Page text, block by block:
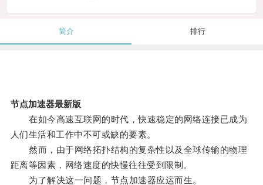
简介 排行
节点加速器最新版
在如今高速互联网的时代，快速稳定的网络连接已成为
人们生活和工作中不可或缺的要素。
然而，由于网络拓扑结构的复杂性以及全球传输的物理
距离等因素，网络速度的快慢往往受到限制。
为了解决这一问题，节点加速器应运而生。